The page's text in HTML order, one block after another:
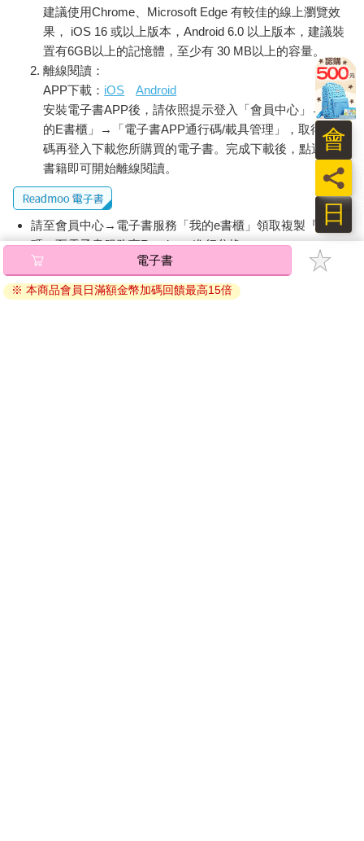
建議使用Chrome、Microsoft Edge 有較佳的線上瀏覽效
果， iOS 16 或以上版本，Android 6.0 以上版本，建議裝
置有6GB以上的記憶體，至少有 30 MB以上的容量。
離線閱讀：
APP下載： iOS
Android
安裝電子書APP後，請依照提示登入「會員中心」→「我
的E書櫃」→「電子書APP通行碼/載具管理」，取得通行
碼再登入下載您所購買的電子書。完成下載後，點選任一
書籍即可開始離線閱讀。
請至會員中心→電子書服務「我的e書櫃」領取複製『兌換
碼』至電子書服務商Readmoo進行兌換。
退換貨須知：
因版權保護，您在金石堂所購買的電子書僅能以金石堂專屬
電子書
※ 本商品會員日滿額金幣加碼回饋最高15倍
日
員
會